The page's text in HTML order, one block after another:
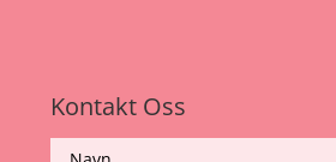
Kontakt Oss